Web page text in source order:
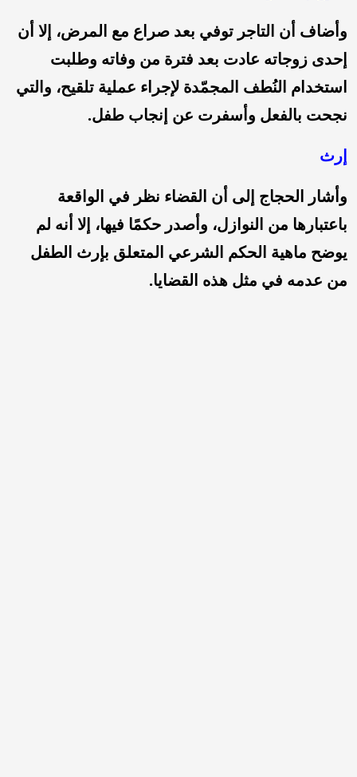
وأضاف أن التاجر توفي بعد صراع مع المرض، إلا أن
إحدى زوجاته عادت بعد فترة من وفاته وطلبت
استخدام النُطف المجمّدة لإجراء عملية تلقيح، والتي
نجحت بالفعل وأسفرت عن إنجاب طفل.
إرث
وأشار الحجاج إلى أن القضاء نظر في الواقعة
باعتبارها من النوازل، وأصدر حكمًا فيها، إلا أنه لم
يوضح ماهية الحكم الشرعي المتعلق بإرث الطفل
من عدمه في مثل هذه القضايا.